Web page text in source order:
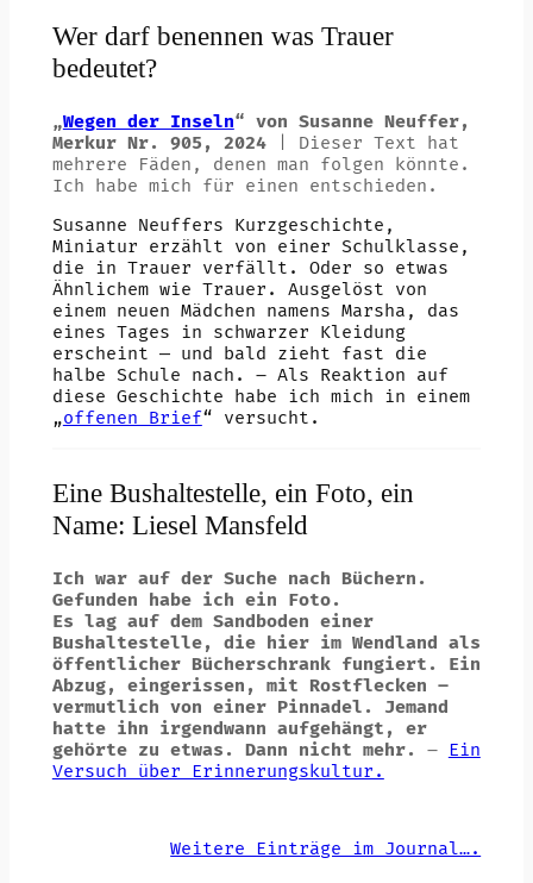
Wer darf benennen was Trauer
bedeutet?
„Wegen der Inseln“ von Susanne Neuffer,
Merkur Nr. 905, 2024
| Dieser Text hat
mehrere Fäden, denen man folgen könnte.
Ich habe mich für einen entschieden.
Susanne Neuffers Kurzgeschichte,
Miniatur erzählt von einer Schulklasse,
die in Trauer verfällt. Oder so etwas
Ähnlichem wie Trauer. Ausgelöst von
einem neuen Mädchen namens Marsha, das
eines Tages in schwarzer Kleidung
erscheint — und bald zieht fast die
halbe Schule nach. – Als Reaktion auf
diese Geschichte habe ich mich in einem
„offenen Brief“ versucht.
Eine Bushaltestelle, ein Foto, ein
Name: Liesel Mansfeld
Ich war auf der Suche nach Büchern.
Gefunden habe ich ein Foto.
Es lag auf dem Sandboden einer
Bushaltestelle, die hier im Wendland als
öffentlicher Bücherschrank fungiert. Ein
Abzug, eingerissen, mit Rostflecken –
vermutlich von einer Pinnadel. Jemand
hatte ihn irgendwann aufgehängt, er
gehörte zu etwas. Dann nicht mehr.
– Ein
Versuch über Erinnerungskultur.
Weitere Einträge im Journal….